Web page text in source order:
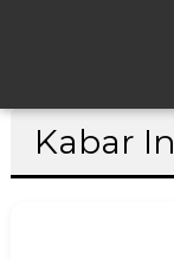
Lompat
Kabar